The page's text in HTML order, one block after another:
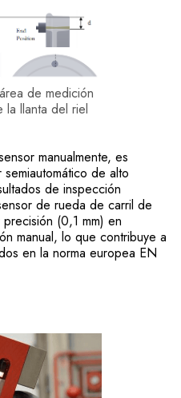
de medición
la llanta del riel
manualmente, es
de alto
de inspección
de rueda de carril de
(0,1 mm) en
manual, lo que contribuye a
en la norma europea EN